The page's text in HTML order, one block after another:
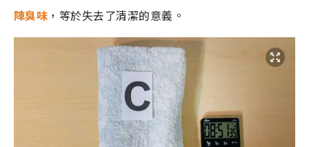
陣臭味 ，等於失去了清潔的意義。